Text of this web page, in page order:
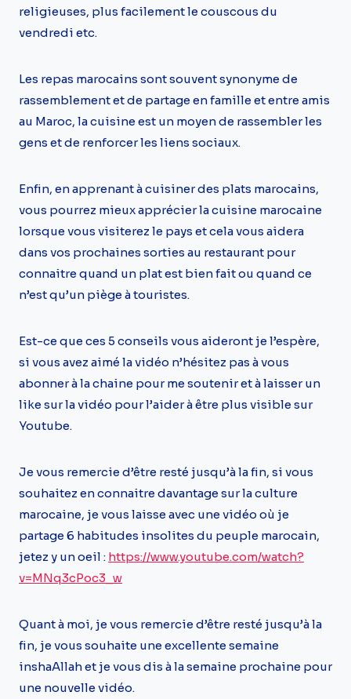
religieuses, plus facilement le couscous du
vendredi etc.
Les repas marocains sont souvent synonyme de
rassemblement et de partage en famille et entre amis
au Maroc, la cuisine est un moyen de rassembler les
gens et de renforcer les liens sociaux.
Enfin, en apprenant à cuisiner des plats marocains,
vous pourrez mieux apprécier la cuisine marocaine
lorsque vous visiterez le pays et cela vous aidera
dans vos prochaines sorties au restaurant pour
connaitre quand un plat est bien fait ou quand ce
n’est qu’un piège à touristes.
Est-ce que ces 5 conseils vous aideront je l’espère,
si vous avez aimé la vidéo n’hésitez pas à vous
abonner à la chaine pour me soutenir et à laisser un
like sur la vidéo pour l’aider à être plus visible sur
Youtube.
Je vous remercie d’être resté jusqu’à la fin, si vous
souhaitez en connaitre davantage sur la culture
marocaine, je vous laisse avec une vidéo où je
partage 6 habitudes insolites du peuple marocain,
jetez y un oeil : https://www.youtube.com/watch?
v=MNq3cPoc3_w
Quant à moi, je vous remercie d’être resté jusqu’à la
fin, je vous souhaite une excellente semaine
inshaAllah et je vous dis à la semaine prochaine pour
une nouvelle vidéo.